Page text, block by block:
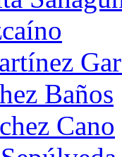
Baños
Cano